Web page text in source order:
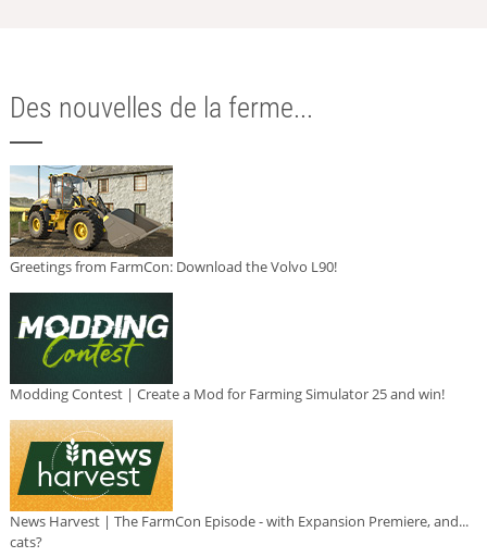
Des nouvelles de la ferme...
Greetings from FarmCon: Download the Volvo L90!
Modding Contest | Create a Mod for Farming Simulator 25 and win!
News Harvest | The FarmCon Episode - with Expansion Premiere, and...
cats?